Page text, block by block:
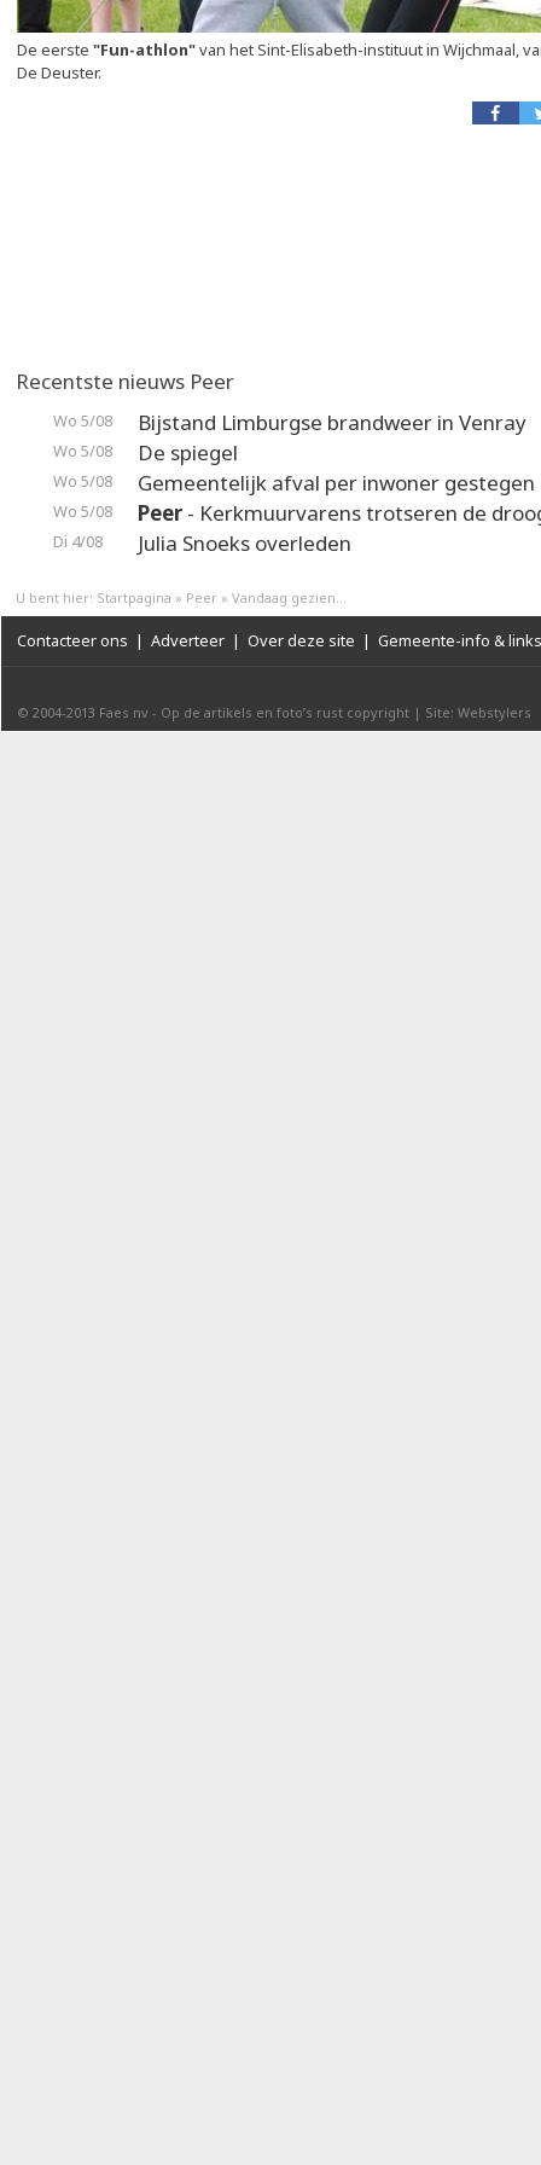
De eerste "Fun-athlon"van het Sint-Elisabeth-instituut in Wijchmaal,
De Deuster.
Recentste nieuws Peer
Wo 5/08 Bijstand Limburgse brandweer in Venray
Wo 5/08 De spiegel
Wo 5/08 Gemeentelijk afval per inwoner gestegen
Wo 5/08 Peer- Kerkmuurvarens trotseren de
Di 4/08 Julia Snoeks overleden
U bent hier: Startpagina » Peer » Vandaag gezien...
Contacteer ons | Adverteer | Over deze site | Gemeente-info & links
© 2004-2013 Faes nv - Op de artikels en foto’s rust copyright | Site: Webstylers